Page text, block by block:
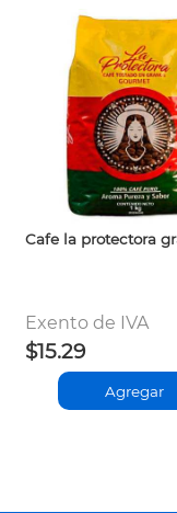
Cafe la protectora
Exento de IVA
$15.29
Agregar